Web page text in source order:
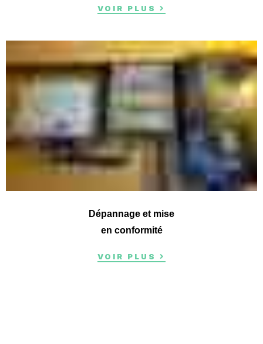
VOIR PLUS
Dépannage et mise
en conformité
VOIR PLUS